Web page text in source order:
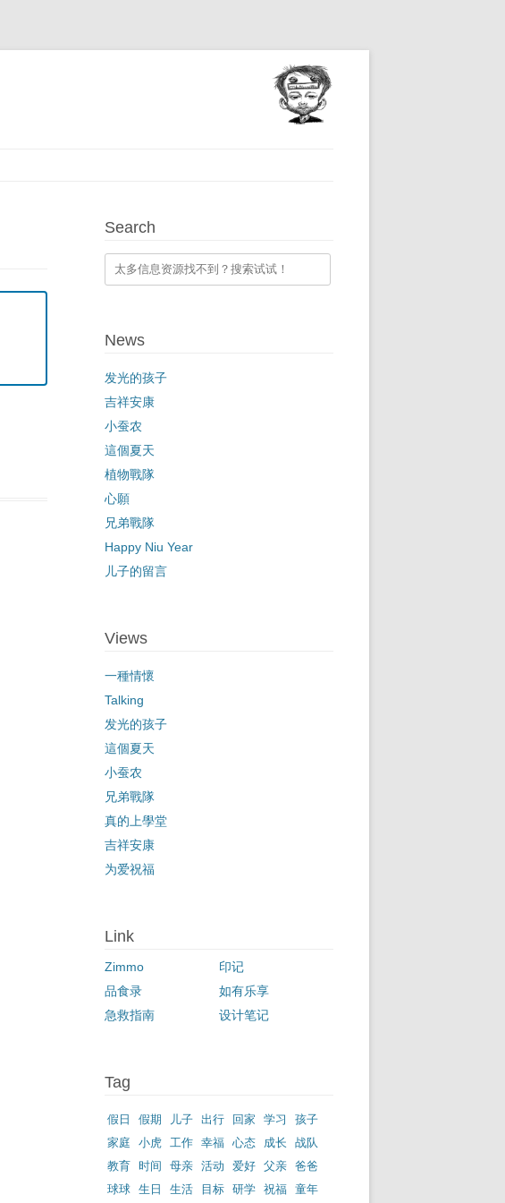
Search
News
发光的孩子
吉祥安康
小蚕农
這個夏天
植物戰隊
心願
兄弟戰隊
Happy Niu Year
儿子的留言
Views
一種情懷
Talking
发光的孩子
這個夏天
小蚕农
兄弟戰隊
真的上學堂
吉祥安康
为爱祝福
Link
Zimmo
印记
品食录
如有乐享
急救指南
设计笔记
Tag
假日 假期 儿子 出行 回家 学习
孩子
家庭
小虎 工作 幸福 心态 成长
战队
教育
时间 母亲 活动 爱好 父亲 爸爸
球球 生日 生活 目标 研学 祝福 童年